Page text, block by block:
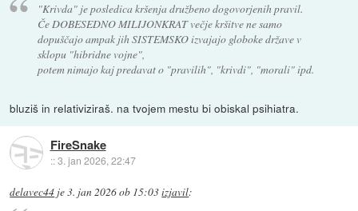
"Krivda" je posledica kršenja družbeno dogovorjenih pravil.
Če DOBESEDNO MILIJONKRAT večje kršitve ne samo
dopuščajo ampak jih SISTEMSKO izvajajo globoke države v
sklopu "hibridne vojne",
potem nimajo kaj predavat o "pravilih", "krivdi", "morali" ipd.
bluziš in relativiziraš. na tvojem mestu bi obiskal psihiatra.
FireSnake
::3. jan 2026, 22:47
delavec44 je3. jan 2026 ob 15:03izjavil: